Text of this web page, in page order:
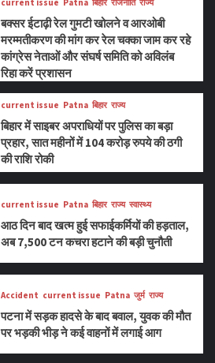
बक्सर ईटाढ़ी रेल गुमटी खोलने व आरओबी
मरम्मतीकरण की मांग कर रेल चक्का जाम कर रहे
कांग्रेस नेताओं और संघर्ष समिति को अविलंब
रिहा करें प्रशासन
current issue Patna बिहार राज्य
बिहार में साइबर अपराधियों पर पुलिस का बड़ा
प्रहार, सात महीनों में 104 करोड़ रुपये की ठगी
की राशि रोकी
current issue Patna बिहार राज्य स्वास्थ्य
आठ दिन बाद खत्म हुई सफाईकर्मियों की हड़ताल,
अब 7,500 टन कचरा हटाने की बड़ी चुनौती
Accident current issue Patna जुर्म राज्य
पटना में सड़क हादसे के बाद बवाल, युवक की मौत
पर भड़की भीड़ ने कई वाहनों में लगाई आग